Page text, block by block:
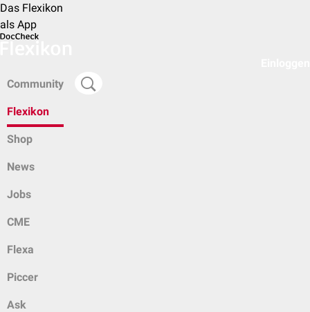
Das Flexikon
als App
Community
Flexikon
Shop
News
Jobs
CME
Flexa
Piccer
Ask